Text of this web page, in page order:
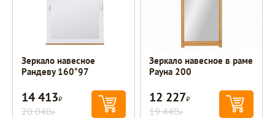
Зеркало навесное
Рандеву 160*97
14 413Р
20 040Р
Зеркало навесное в раме
Рауна 200
12 227Р
19 440Р